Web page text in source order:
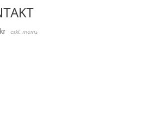
kr exkl. moms